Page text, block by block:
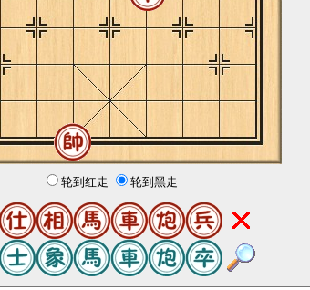
轮到红走 轮到黑走